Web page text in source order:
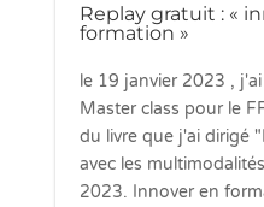
Replay gratuit : «
formation »
le 19 janvier 2023 ,
Master class pour le
du livre que j'ai dirigé
avec les
2023. Innover en